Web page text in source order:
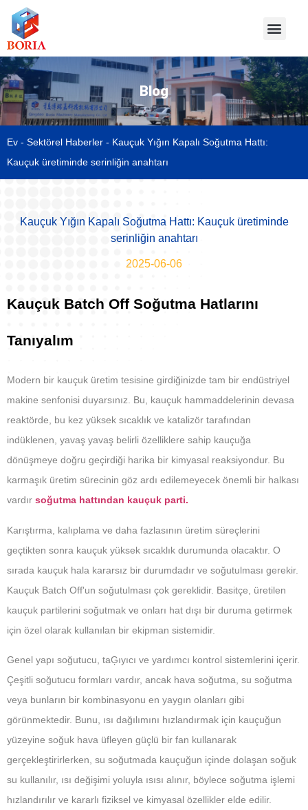
Blog
Ev - Sektörel Haberler - Kauçuk Yığın Kapalı Soğutma Hattı:
Kauçuk üretiminde serinliğin anahtarı
Kauçuk Yığın Kapalı Soğutma Hattı: Kauçuk üretiminde
serinliğin anahtarı
2025-06-06
Kauçuk Batch Off Soğutma Hatlarını
Tanıyalım
Modern bir kauçuk üretim tesisine girdiğinizde tam bir endüstriyel
makine senfonisi duyarsınız. Bu, kauçuk hammaddelerinin devasa
reaktörde, bu kez yüksek sıcaklık ve katalizör tarafından
indüklenen, yavaş yavaş belirli özelliklere sahip kauçuğa
dönüşmeye doğru geçirdiği harika bir kimyasal reaksiyondur. Bu
karmaşık üretim sürecinin göz ardı edilemeyecek önemli bir halkası
vardır soğutma hattından kauçuk parti.
Karıştırma, kalıplama ve daha fazlasının üretim süreçlerini
geçtikten sonra kauçuk yüksek sıcaklık durumunda olacaktır. O
sırada kauçuk hala kararsız bir durumdadır ve soğutulması gerekir.
Kauçuk Batch Off'un soğutulması çok gereklidir. Basitçe, üretilen
kauçuk partilerini soğutmak ve onları hat dışı bir duruma getirmek
için özel olarak kullanılan bir ekipman sistemidir.
Genel yapı soğutucu, taĢıyıcı ve yardımcı kontrol sistemlerini içerir.
Çeşitli soğutucu formları vardır, ancak hava soğutma, su soğutma
veya bunların bir kombinasyonu en yaygın olanları gibi
görünmektedir. Bunu, ısı dağılımını hızlandırmak için kauçuğun
yüzeyine soğuk hava üfleyen güçlü bir fan kullanarak
gerçekleştirirlerken, su soğutmada kauçuğun içinde dolaşan soğuk
su kullanılır, ısı değişimi yoluyla ısısı alınır, böylece soğutma işlemi
hızlandırılır ve kararlı fiziksel ve kimyasal özellikler elde edilir.